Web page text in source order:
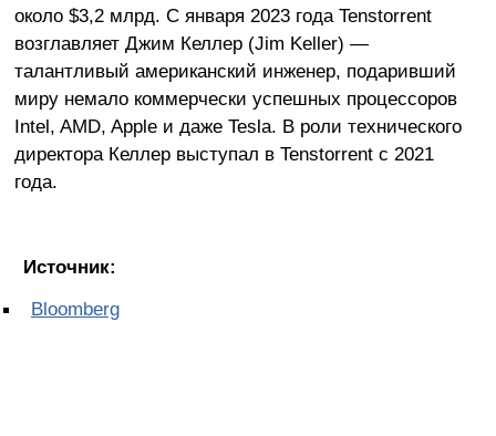
около $3,2 млрд. С января 2023 года Tenstorrent
возглавляет Джим Келлер (Jim Keller) —
талантливый американский инженер, подаривший
миру немало коммерчески успешных процессоров
Intel, AMD, Apple и даже Tesla. В роли технического
директора Келлер выступал в Tenstorrent с 2021
года.
Источник:
Bloomberg